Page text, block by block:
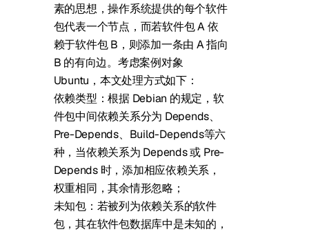
素的思想，操作系统提供的每个软件
包代表一个节点，而若软件包 A 依
赖于软件包 B，则添加一条由 A 指向
B 的有向边。考虑案例对象
Ubuntu，本文处理方式如下：
依赖类型：根据 Debian 的规定 ，软
件包中间依赖关系分为 Depends、
Pre-Depends、Build-Depends等六
种，当依赖关系为 Depends 或 Pre-
Depends 时，添加相应依赖关系，
权重相同，其余情形忽略；
未知包：若被列为依赖关系的软件
包，其在软件包数据库中是未知的，